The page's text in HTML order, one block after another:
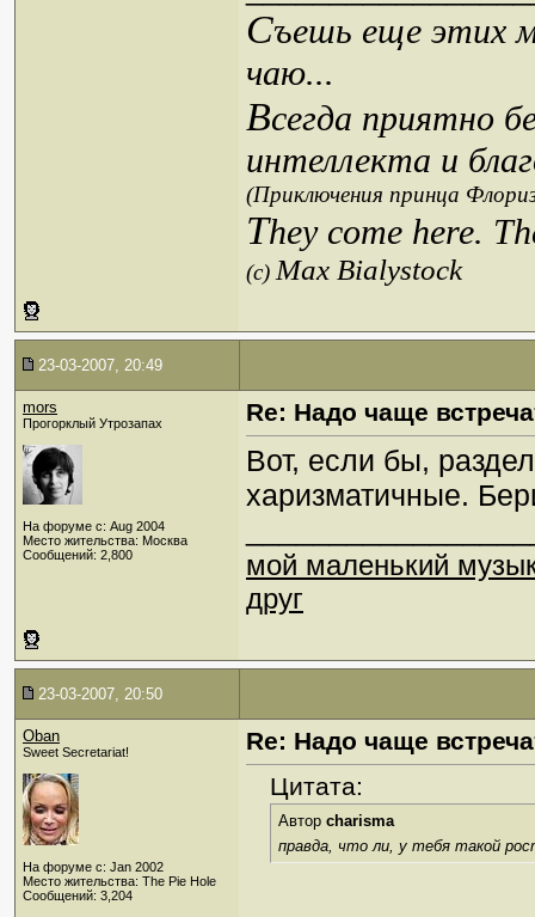
Съешь еще этих
чаю...
Всегда приятно
интеллекта и
(Приключения принца
They come here.
(c)Max Bialystock
23-03-2007, 20:49
mors
Прогорклый Утрозапах
На форуме с: Aug 2004
Место жительства: Москва
Сообщений: 2,800
Re: Надо чаще
Вот, если бы,
харизматичные.
мой маленький
друг
23-03-2007, 20:50
Oban
Sweet Secretariat!
На форуме с: Jan 2002
Место жительства: The Pie Hole
Сообщений: 3,204
Re: Надо чаще
Цитата:
Автор charisma
правда, что ли, у тебя такой